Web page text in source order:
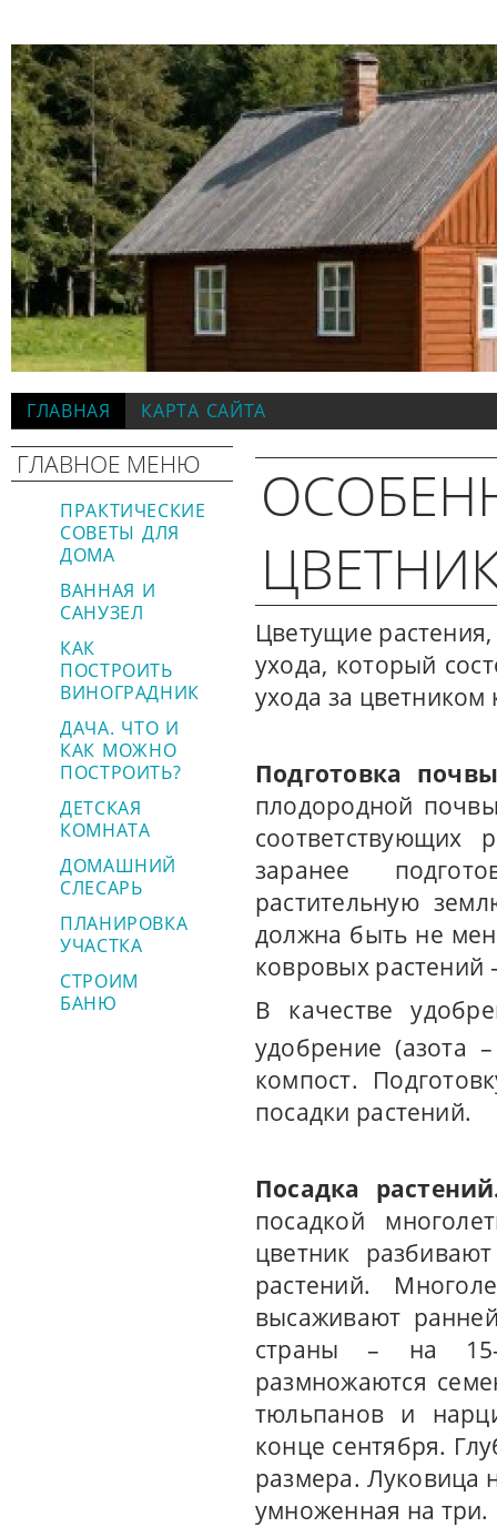
ГЛАВНАЯ КАРТА САЙТА
ГЛАВНОЕ МЕНЮ
ПРАКТИЧЕСКИЕ
СОВЕТЫ ДЛЯ
ДОМА
ВАННАЯ И
САНУЗЕЛ
КАК
ПОСТРОИТЬ
ВИНОГРАДНИК
ДАЧА. ЧТО И
КАК МОЖНО
ПОСТРОИТЬ?
ДЕТСКАЯ
КОМНАТА
ДОМАШНИЙ
СЛЕСАРЬ
ПЛАНИРОВКА
УЧАСТКА
СТРОИМ
БАНЮ
Цветущие
ухода, который
ухода за
Подготовка
плодородной
заранее
растительную
должна быть не
ковровых растений
В качестве
удобрение (азота
компост.
посадки растений.
Посадка
посадкой
цветник
растений.
высаживают
страны – на
размножаются
тюльпанов и
конце сентября.
размера. Луковица
умноженная на три.